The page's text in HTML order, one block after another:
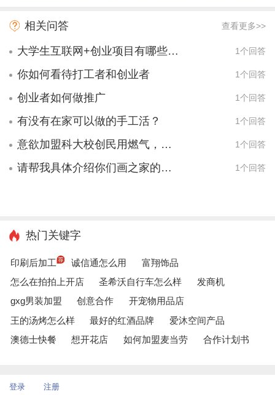
相关问答 查看更多>>
大学生互联网+创业项目有哪些项目？ 1个回答
你如何看待打工者和创业者 1个回答
创业者如何做推广 1个回答
有没有在家可以做的手工活？ 1个回答
意欲加盟科大校创民用燃气，想了解加盟政策。 1个回答
请帮我具体介绍你们画之家的项目。 1个回答
热门关键字
印刷后加工 诚信通怎么用
富翔饰品
怎么在拍拍上开店
圣希沃自行车怎么样
发商机
gxg男装加盟
创意合作
开宠物用品店
王的汤烤怎么样
最好的红酒品牌
爱沐空间产品
澳德士快餐
想开花店 如何加盟麦当劳 合作计划书
登录 注册